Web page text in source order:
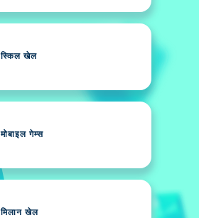
स्किल खेल
मोबाइल गेम्स
मिलान खेल